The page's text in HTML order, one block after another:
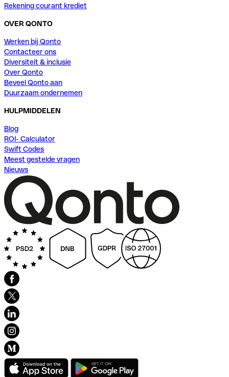
Rekening courant krediet
OVER QONTO
Werken bij Qonto
Contacteer ons
Diversiteit & inclusie
Over Qonto
Beveel Qonto aan
Duurzaam ondernemen
HULPMIDDELEN
Blog
ROI- Calculator
Swift Codes
Meest gestelde vragen
Nieuws